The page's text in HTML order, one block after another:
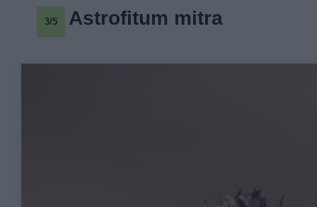
3/5 Astrofitum mitra